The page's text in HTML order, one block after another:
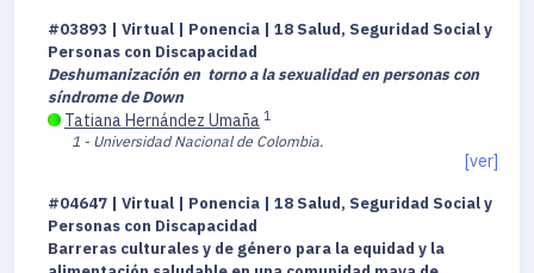
#03893 | Virtual | Ponencia | 18 Salud, Seguridad Social y
Personas con Discapacidad
Deshumanización en torno a la sexualidad en personas con
síndrome de Down
Tatiana Hernández Umaña 1
1 - Universidad Nacional de Colombia.
[ver]
#04647 | Virtual | Ponencia | 18 Salud, Seguridad Social y
Personas con Discapacidad
Barreras culturales y de género para la equidad y la